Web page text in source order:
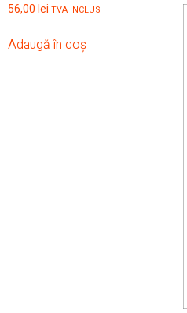
56,00 lei TVA INCLUS
Adaugă în coș